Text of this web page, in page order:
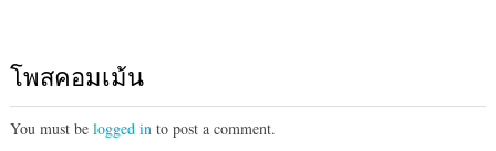
โพสคอมเม้น
You must be logged in to post a comment.